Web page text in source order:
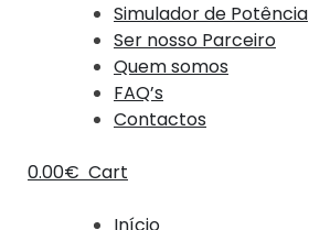
Simulador de Potência
Ser nosso Parceiro
Quem somos
FAQ’s
Contactos
0.00€ Cart